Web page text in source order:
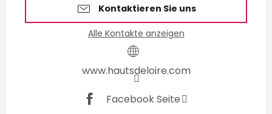
Kontaktieren Sie uns
Alle Kontakte anzeigen
www.hautsdeloire.com
Facebook Seite